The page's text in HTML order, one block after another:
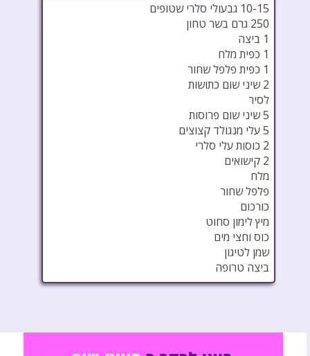
10-15 גבעולי סלרי שטופים
250 גרם בשר טחון
1 ביצה
1 כפית מלח
1 כפית פלפל שחור
2 שיני שום כתושות
לסיר
5 שיני שום פרוסות
5 עלי מנגולד קצוצים
2 כוסות עלי סלרי
2 קישואים
מלח
פלפל שחור
כורכום
מיץ לימון סחוט
כוס וחצי מים
שמן לטיגון
ביצה טרופה